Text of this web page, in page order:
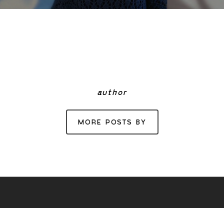
author
MORE POSTS BY